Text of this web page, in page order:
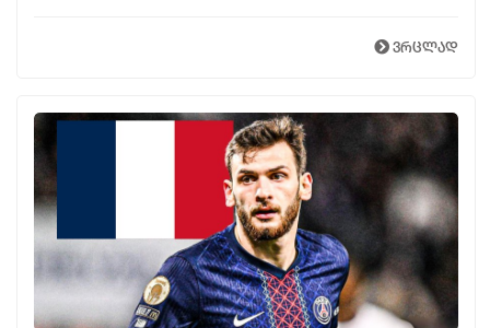
ვრცლად